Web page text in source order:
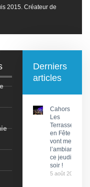
2015. Créateur de
Derniers
articles
Cahors :
Les
Terrasses
en Fête
vont mettre
l’ambiance
ce jeudi
soir !
5 août 2026